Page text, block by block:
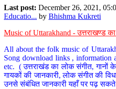
Last post: December 26, 2021,
Educatio... by Bhishma Kukreti
Music of Uttarakhand - उत्तराखण्ड
All about the folk music of
Song download links , information
etc. ( उत्तराखंड का लोक संगीत, गानों
गायकों की जानकारी, लोक संगीत की
उनसे संबंधित जानकारी यहाँ पर पढ़